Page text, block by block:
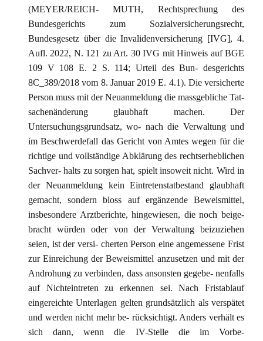
(MEYER/REICH- MUTH, Rechtsprechung des
Bundesgerichts zum Sozialversicherungsrecht,
Bundesgesetz über die Invalidenversicherung [IVG], 4.
Aufl. 2022, N. 121 zu Art. 30 IVG mit Hinweis auf BGE
109 V 108 E. 2 S. 114; Urteil des Bun- desgerichts
8C_389/2018 vom 8. Januar 2019 E. 4.1). Die versicherte
Person muss mit der Neuanmeldung die massgebliche Tat-
sachenänderung glaubhaft machen. Der
Untersuchungsgrundsatz, wo- nach die Verwaltung und
im Beschwerdefall das Gericht von Amtes wegen für die
richtige und vollständige Abklärung des rechtserheblichen
Sachver- halts zu sorgen hat, spielt insoweit nicht. Wird in
der Neuanmeldung kein Eintretenstatbestand glaubhaft
gemacht, sondern bloss auf ergänzende Beweismittel,
insbesondere Arztberichte, hingewiesen, die noch beige-
bracht würden oder von der Verwaltung beizuziehen
seien, ist der versi- cherten Person eine angemessene Frist
zur Einreichung der Beweismittel anzusetzen und mit der
Androhung zu verbinden, dass ansonsten gegebe- nenfalls
auf Nichteintreten zu erkennen sei. Nach Fristablauf
eingereichte Unterlagen gelten grundsätzlich als verspätet
und werden nicht mehr be- rücksichtigt. Anders verhält es
sich dann, wenn die IV-Stelle die im Vorbe-